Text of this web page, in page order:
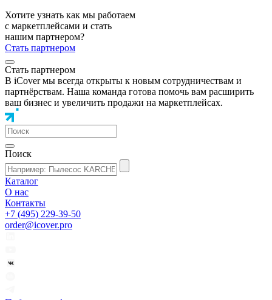
Хотите узнать как мы работаем
с маркетплейсами и стать
нашим партнером?
Стать партнером
Стать партнером
В iCover мы всегда открыты к новым сотрудничествам и
партнёрствам. Наша команда готова помочь вам расширить
ваш бизнес и увеличить продажи на маркетплейсах.
Поиск
Каталог
О нас
Контакты
+7 (495) 229-39-50
order@icover.pro